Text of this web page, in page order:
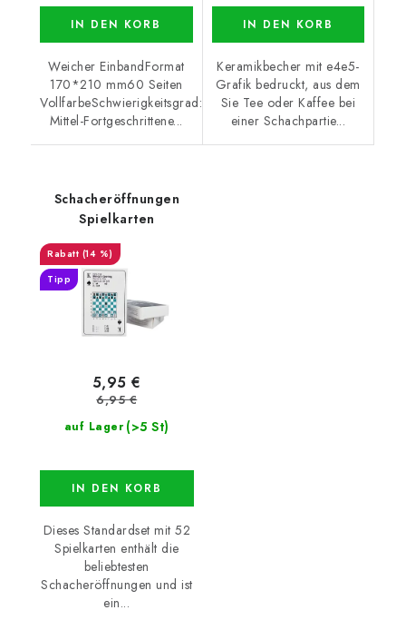
IN DEN KORB
Weicher EinbandFormat
170*210 mm60 Seiten
VollfarbeSchwierigkeitsgrad:
Mittel-Fortgeschrittene...
IN DEN KORB
Keramikbecher mit e4e5-
Grafik bedruckt, aus dem
Sie Tee oder Kaffee bei
einer Schachpartie...
Schacheröffnungen
Spielkarten
(14 %)
Tipp
auf Lager (>5 St)
5,95 €
6,95 €
IN DEN KORB
Dieses Standardset mit 52
Spielkarten enthält die
beliebtesten
Schacheröffnungen und ist
ein...